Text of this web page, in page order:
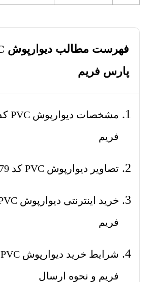
پارس فریم
فریم
تصاویر دیوارپوش PVC کد 79 پارس فریم
فریم
فریم و نحوه ارسال